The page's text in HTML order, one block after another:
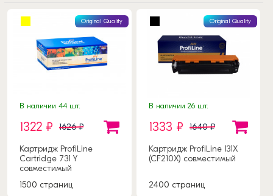
Original Quality
В наличии 44 шт.
1322 ₽ 1626 ₽
Картридж ProfiLine
Cartridge 731 Y
совместимый
1500 страниц
Original Quality
В наличии 26 шт.
1333 ₽ 1640 ₽
Картридж ProfiLine 131X
(CF210X) совместимый
2400 страниц